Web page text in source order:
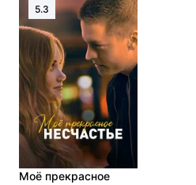
5.3
Моё прекрасное